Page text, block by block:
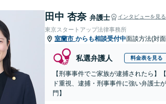
田中 杏奈 弁護士 インタビューを見る
東京スタートアップ法律事務所
室蘭市 からも相談受付中面談方法(対
私選弁護人 料金表を見る
【刑事事件でご家族が逮捕されたら
ド重視、逮捕・刑事事件に強い弁護士
門】